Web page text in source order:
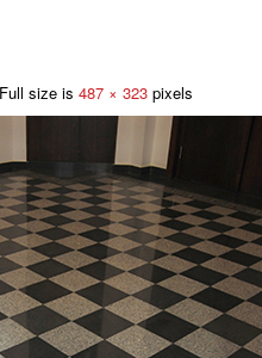
Full size is 487 × 323 pixels